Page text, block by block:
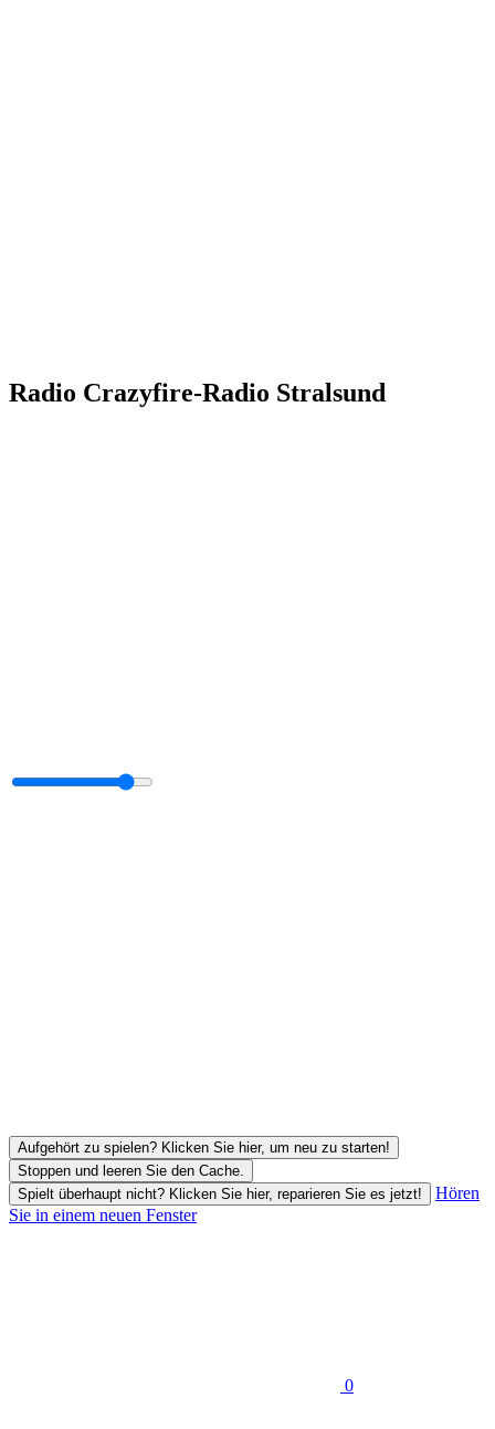
Radio Crazyfire-Radio Stralsund
Aufgehört zu spielen? Klicken Sie hier, um neu zu starten!
Stoppen und leeren Sie den Cache.
Spielt überhaupt nicht? Klicken Sie hier, reparieren Sie es jetzt!
Hören
Sie in einem neuen Fenster
0